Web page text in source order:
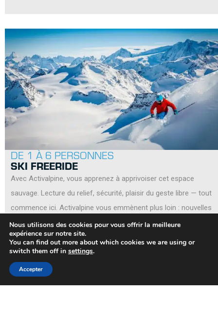
DE 1 À 6 PERSONNES
SKI FREERIDE
Avec Activalpine, vous apprenez à apprivoiser cet espace
sauvage. Lecture du relief, sécurité, plaisir du geste libre — tout
commence ici. Activalpine vous emmènent plus loin : nouvelles
lignes, domaines méconnus, descentes mythiques. Du plaisir de
la découverte à la quête du run parfait, le freeride se vit
intensément, avec respect et passion.
Crans-Montana, Zermatt, Anniviers, Verbier 4 Vallées
Niveau confirmé & expert
Nous utilisons des cookies pour vous offrir la meilleure
expérience sur notre site.
You can find out more about which cookies we are using or
switch them off in settings.
Accepter